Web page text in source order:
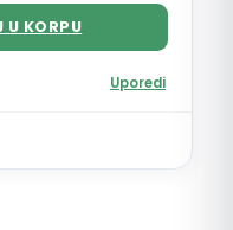
U KORPU
Uporedi